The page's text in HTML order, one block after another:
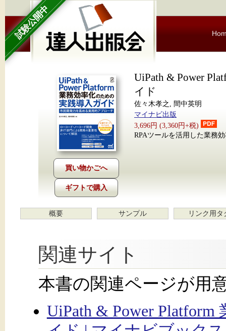
試験公開中
ギフトで購入
UiPath & Power
イド
佐々木孝之, 間中英明
マイナビ出版
3,696円 (3,360円+税)
RPAツールを活用した業務
概要 サンプル リンク用タ
関連サイト
本書の関連ページが用
UiPath & Power